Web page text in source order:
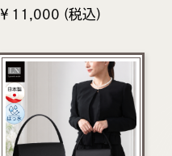
￥11,000 (税込)